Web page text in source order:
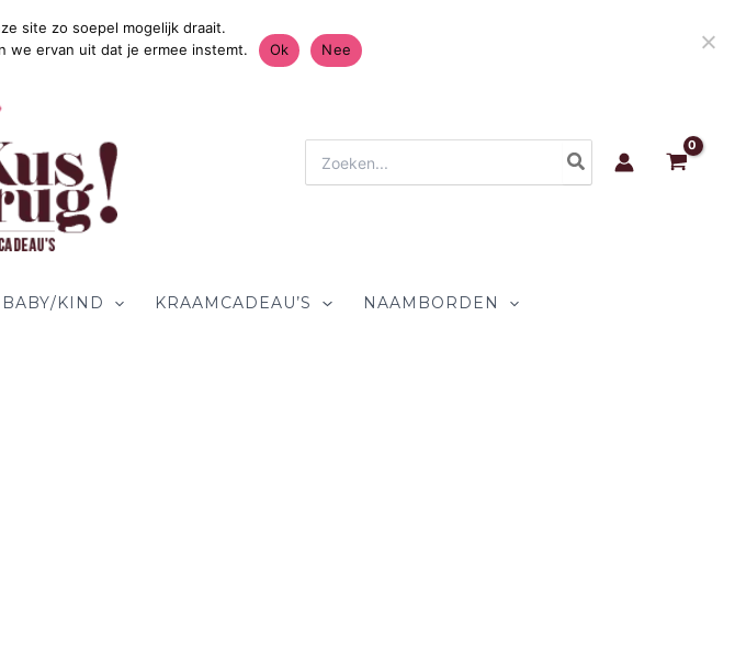
Gratis Verzending in Nederland & België 4.7/5 op
naar:
BABY/KIND KRAAMCADEAU’S NAAMBORDEN
site zo soepel mogelijk draait.
we ervan uit dat je ermee instemt.
Ok Nee